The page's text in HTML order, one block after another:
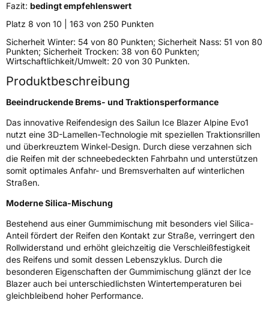
FahrzeugartPKW & SUV
Weitere Eigenschaften
ZustandNeureifen
M+SJa
VerstärktXL
EU Label
EffizienzD
NasshaftungB
Rollgeräusch (Klasse)B
Rollgeräusch (dB)72
Fazit: bedingt empfehlenswert
Platz 8 von 10 | 163 von 250 Punkten
Sicherheit Winter: 54 von 80 Punkten; Sicherheit Nass: 51 von 80
Punkten; Sicherheit Trocken: 38 von 60 Punkten;
Wirtschaftlichkeit/Umwelt: 20 von 30 Punkten.
Produktbeschreibung
Beeindruckende Brems- und Traktionsperformance
Das innovative Reifendesign des Sailun Ice Blazer Alpine Evo1
nutzt eine 3D-Lamellen-Technologie mit speziellen Traktionsrillen
und überkreuztem Winkel-Design. Durch diese verzahnen sich
die Reifen mit der schneebedeckten Fahrbahn und unterstützen
somit optimales Anfahr- und Bremsverhalten auf winterlichen
Straßen.
Moderne Silica-Mischung
Bestehend aus einer Gummimischung mit besonders viel Silica-
Anteil fördert der Reifen den Kontakt zur Straße, verringert den
Rollwiderstand und erhöht gleichzeitig die Verschleißfestigkeit
des Reifens und somit dessen Lebenszyklus. Durch die
besonderen Eigenschaften der Gummimischung glänzt der Ice
Blazer auch bei unterschiedlichsten Wintertemperaturen bei
gleichbleibend hoher Performance.